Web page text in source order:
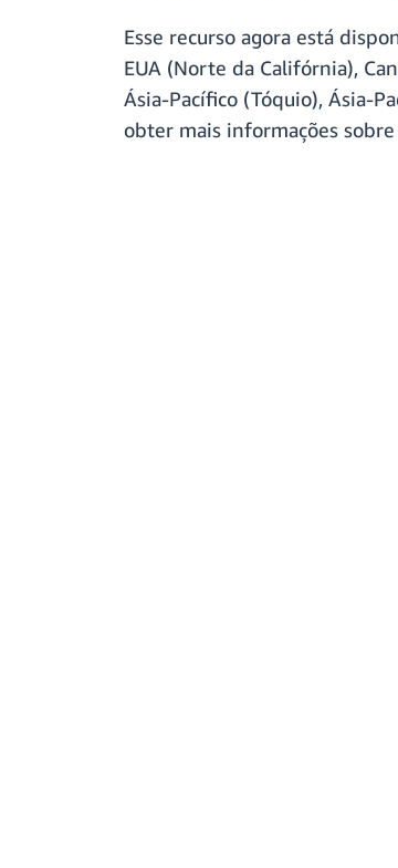
Esse recurso agora está
EUA (Norte da Califórnia),
Ásia-Pacífico (Tóquio), Ásia-
obter mais informações